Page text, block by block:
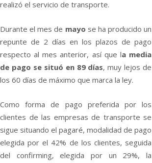
realizó el servicio de transporte.
Durante el mes de mayo se ha producido un
repunte de 2 dí­as en los plazos de pago
respecto al mes anterior, así­ que la media
de pago se situó en 89 dí­as, muy lejos de
los 60 dí­as de máximo que marca la ley.
Como forma de pago preferida por los
clientes de las empresas de transporte se
sigue situando el pagaré, modalidad de pago
elegida por el 42% de los clientes, seguida
del confirming, elegida por un 29%, la